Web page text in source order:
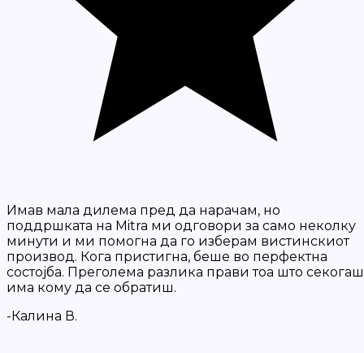
Имав мала дилема пред да нарачам, но
поддршката на Mitra ми одговори за само неколку
минути и ми помогна да го изберам вистинскиот
производ. Кога пристигна, беше во перфектна
состојба. Преголема разлика прави тоа што секогаш
има кому да се обратиш.
-Калина В.